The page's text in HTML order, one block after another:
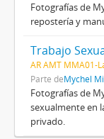
Fotografías de
repostería y
Trabajo
AR AMT MMA01-
Parte deMychel
Fotografías de
sexualmente en
privado.